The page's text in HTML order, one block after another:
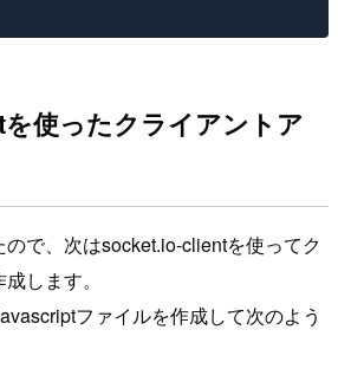
使ったクライアントア
で、次はsocket.io-clientを使ってク
します。
ファイルを作成して次のよう